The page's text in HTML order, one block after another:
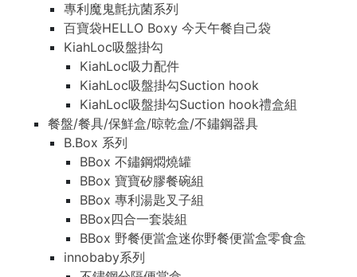
專利魔鬼氈抗菌系列
百寶袋HELLO Boxy 今天午餐自己袋
KiahLoc吸盤掛勾
KiahLoc吸力配件
KiahLoc吸盤掛勾Suction hook
KiahLoc吸盤掛勾Suction hook禮盒組
餐盤/餐具/保鮮盒/晾乾盒/不鏽鋼器具
B.Box 系列
BBox 不鏽鋼燜燒罐
BBox 寶寶矽膠餐碗組
BBox 專利湯匙叉子組
BBox四合一套裝組
BBox 野餐便當盒迷你野餐便當盒零食盒
innobaby系列